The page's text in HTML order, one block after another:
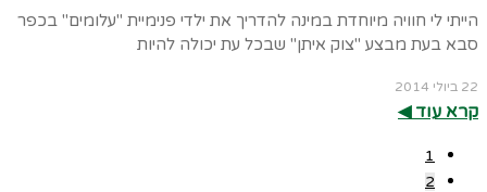
הייתי לי חוויה מיוחדת במינה להדריך את ילדי פנימיית "עלומים" בכפר
סבא בעת מבצע "צוק איתן" שבכל עת יכולה להיות
22 ביולי 2014
קרא עוד ◀︎
1
2